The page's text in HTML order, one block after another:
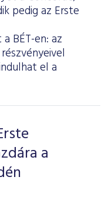
pedig az Erste
BÉT-en: az
el a
a